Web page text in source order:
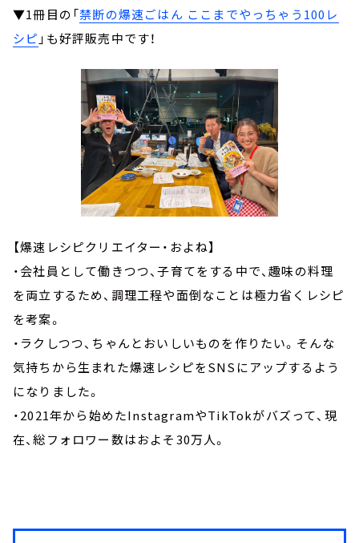
▼1冊目の「禁断の爆速ごはん ここまでやっちゃう100レ
シピ 」も好評販売中です！
【爆速レシピクリエイター・およね】
・会社員として働きつつ、子育てをする中で、趣味の料理
を両立するため、調理工程や面倒なことは極力省くレシピ
を考案。
・ラクしつつ、ちゃんとおいしいものを作りたい。そんな
気持ちから生まれた爆速レシピをSNSにアップするよう
になりました。
・2021年から始めたInstagramやTikTokがバズって、現
在、総フォロワー数はおよそ30万人。